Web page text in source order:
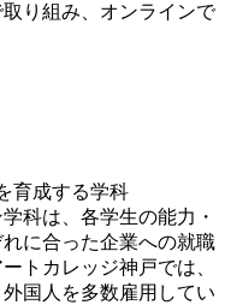
り組み、オンラインで
育成する学科
科は、各学生の能力・
に合った企業への就職
トカレッジ神戸では、
国人を多数雇用してい